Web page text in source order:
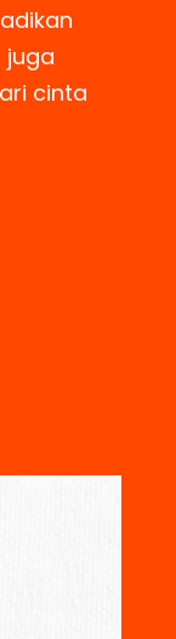
juga
cinta